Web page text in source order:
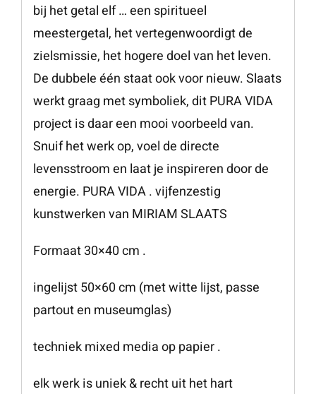
bij het getal elf … een spiritueel
meestergetal, het vertegenwoordigt de
zielsmissie, het hogere doel van het leven.
De dubbele één staat ook voor nieuw. Slaats
werkt graag met symboliek, dit PURA VIDA
project is daar een mooi voorbeeld van.
Snuif het werk op, voel de directe
levensstroom en laat je inspireren door de
energie. PURA VIDA . vijfenzestig
kunstwerken van MIRIAM SLAATS
Formaat 30×40 cm .
ingelijst 50×60 cm (met witte lijst, passe
partout en museumglas)
techniek mixed media op papier .
elk werk is uniek & recht uit het hart